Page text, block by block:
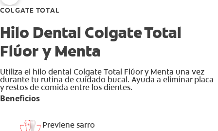
COLGATE TOTAL
Hilo Dental Colgate Total
Flúor y Menta
Utiliza el hilo dental Colgate Total Flúor y Menta una vez
durante tu rutina de cuidado bucal. Ayuda a eliminar placa
y restos de comida entre los dientes.
Beneficios
Previene sarro